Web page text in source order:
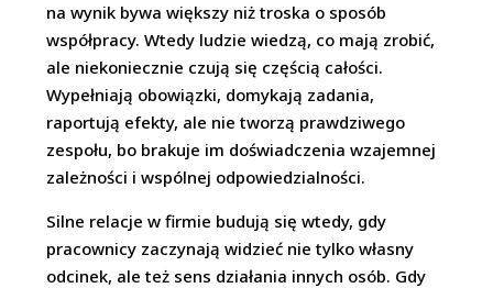
na wynik bywa większy niż troska o sposób
współpracy. Wtedy ludzie wiedzą, co mają zrobić,
ale niekoniecznie czują się częścią całości.
Wypełniają obowiązki, domykają zadania,
raportują efekty, ale nie tworzą prawdziwego
zespołu, bo brakuje im doświadczenia wzajemnej
zależności i wspólnej odpowiedzialności.
Silne relacje w firmie budują się wtedy, gdy
pracownicy zaczynają widzieć nie tylko własny
odcinek, ale też sens działania innych osób. Gdy